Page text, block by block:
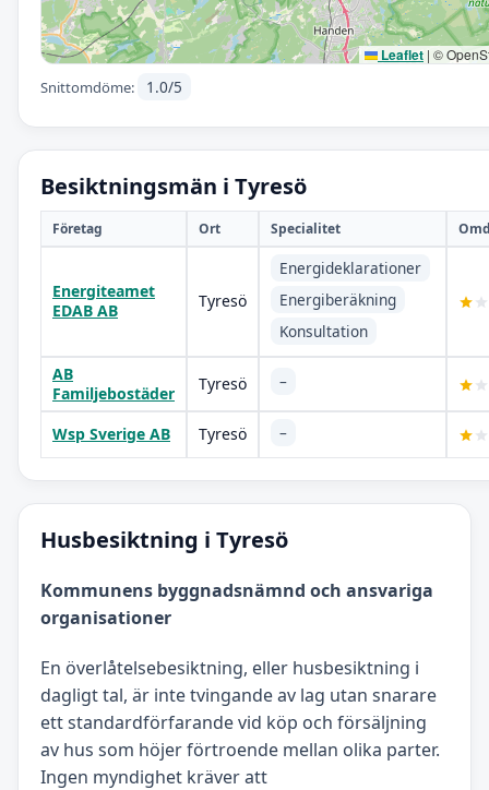
Leaflet | ©
Snittomdöme: 1.0/5
Besiktningsmän i Tyresö
Företag Ort Specialitet
Energiteamet
EDAB AB
Tyresö
Energideklarationer
Energiberäkning
Konsultation
AB
Familjebostäder
Tyresö –
Wsp Sverige AB Tyresö –
Husbesiktning i Tyresö
Kommunens byggnadsnämnd och ansvariga
organisationer
En överlåtelsebesiktning, eller husbesiktning i
dagligt tal, är inte tvingande av lag utan snarare
ett standardförfarande vid köp och försäljning
av hus som höjer förtroende mellan olika parter.
Ingen myndighet kräver att